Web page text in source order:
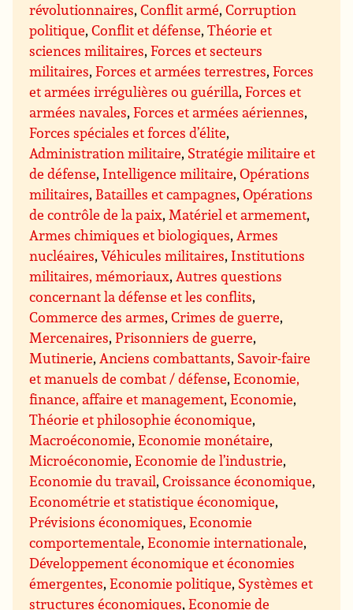
révolutionnaires,Conflit armé,Corruption
politique,Conflit et défense,Théorie et
sciences militaires,Forces et secteurs
militaires,Forces et armées terrestres,Forces
et armées irrégulières ou guérilla,Forces et
armées navales,Forces et armées aériennes,
Forces spéciales et forces d’élite,
Administration militaire, Stratégie militaire et
de défense, Intelligence militaire,Opérations
militaires, Batailles et campagnes,Opérations
de contrôle de la paix,Matériel et armement,
Armes chimiques et biologiques,Armes
nucléaires,Véhicules militaires, Institutions
militaires, mémoriaux,Autres questions
concernant la défense et les conflits,
Commerce des armes,Crimes de guerre,
Mercenaires,Prisonniers de guerre,
Mutinerie,Anciens combattants, Savoir-faire
et manuels de combat / défense,Economie,
finance, affaire et management,Economie,
Théorie et philosophie économique,
Macroéconomie,Economie monétaire,
Microéconomie,Economie de l’industrie,
Economie du travail,Croissance économique,
Econométrie et statistique économique,
Prévisions économiques,Economie
comportementale,Economie internationale,
Développement économique et économies
émergentes,Economie politique, Systèmes et
structures économiques,Economie de